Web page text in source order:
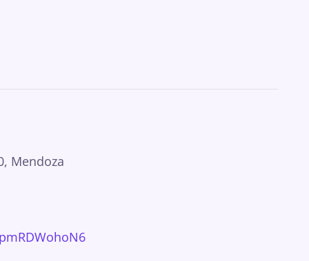
Mendoza